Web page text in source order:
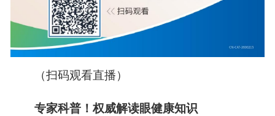
（扫码观看直播）
专家科普！权威解读眼健康知识